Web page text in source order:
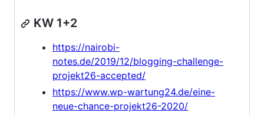
KW 1+2
https://nairobi-
notes.de/2019/12/blogging-challenge-
projekt26-accepted/
https://www.wp-wartung24.de/eine-
neue-chance-projekt26-2020/